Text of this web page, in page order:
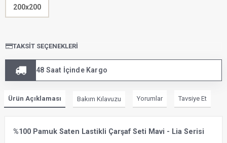
200x200
TAKSIT SEÇENEKLERI
48 Saat İçinde Kargo
Ürün Açıklaması Bakım Kılavuzu Yorumlar Tavsiye Et
%100 Pamuk Saten Lastikli Çarşaf Seti Mavi - Lia Serisi